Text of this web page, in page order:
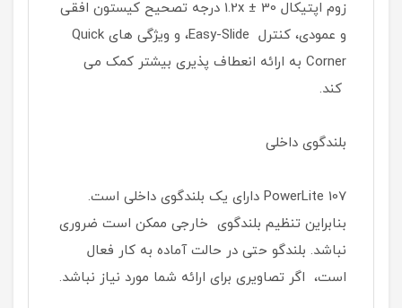
زوم اپتیکال 1.2x ± 30 درجه تصحیح کیستون افقی
و عمودی، کنترل Easy-Slide، و ویژگی های Quick
Corner به ارائه انعطاف پذیری بیشتر کمک می
کند.
بلندگوی داخلی
PowerLite 107 دارای یک بلندگوی داخلی است.
بنابراین تنظیم بلندگوی خارجی ممکن است ضروری
نباشد. بلندگو حتی در حالت آماده به کار فعال
است، اگر تصاویری برای ارائه شما مورد نیاز نباشد.